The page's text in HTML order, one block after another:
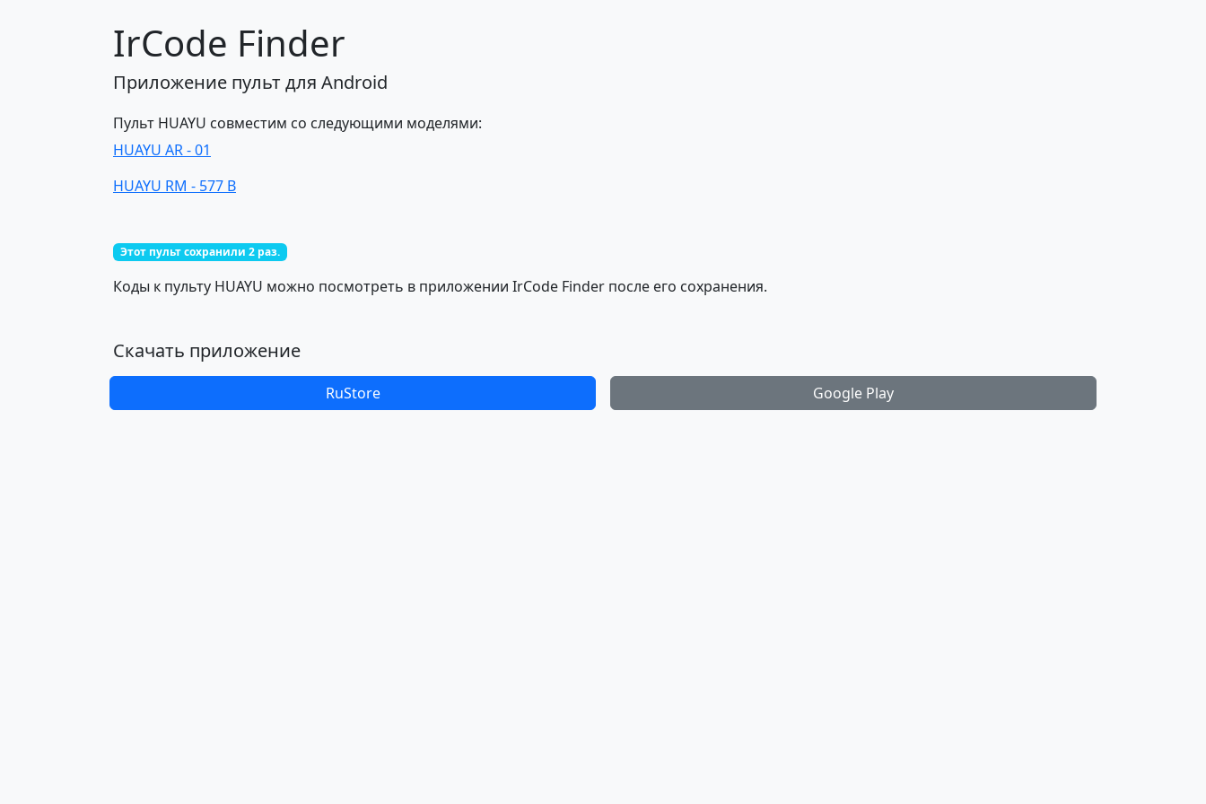
IrCode Finder
Приложение пульт для Android
Пульт HUAYU совместим со следующими моделями:
HUAYU AR - 01
HUAYU RM - 577 B
Этот пульт сохранили 2 раз.
Коды к пульту HUAYU можно посмотреть в приложении IrCode Finder после его сохранения.
Скачать приложение
RuStore Google Play